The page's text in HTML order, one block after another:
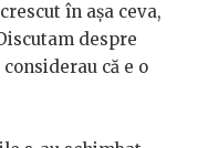
în așa ceva,
despre
că e o